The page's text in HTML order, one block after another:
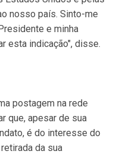
nosso país. Sinto-me
e minha
esta indicação", disse.
postagem na rede
que, apesar de sua
é do interesse do
da sua